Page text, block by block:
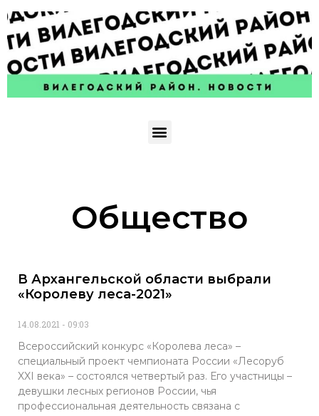
Общество
В Архангельской области выбрали
«Королеву леса-2021»
14.08.2021 09:03
Всероссийский конкурс «Королева леса» –
специальный проект чемпионата России «Лесоруб
XXI века» – состоялся четвертый раз. Его участницы –
девушки лесных регионов России, чья
профессиональная деятельность связана с